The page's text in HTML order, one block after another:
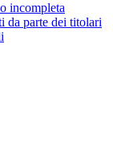
incompleta
da parte dei titolari